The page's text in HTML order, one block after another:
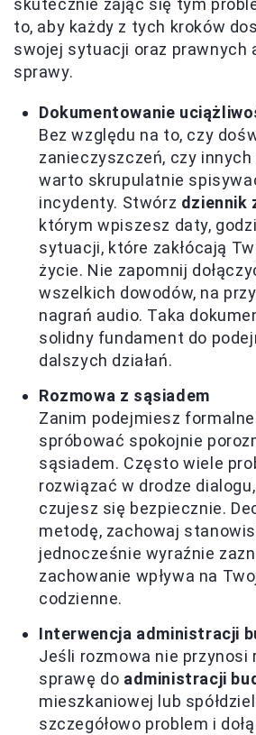
to, aby każdy z tych kroków
swojej sytuacji oraz prawnych
sprawy.
Dokumentowanie
Bez względu na to, czy
zanieczyszczeń, czy
warto skrupulatnie
incydenty. Stwórz dziennik
którym wpiszesz daty,
sytuacji, które zakłócają
życie. Nie zapomnij
wszelkich dowodów, na
nagrań audio. Taka
solidny fundament do
dalszych działań.
Rozmowa z sąsiadem
Zanim podejmiesz
spróbować spokojnie
sąsiadem. Często wiele
rozwiązać w drodze
czujesz się bezpiecznie.
metodę, zachowaj
jednocześnie wyraźnie
zachowanie wpływa na
codzienne.
Interwencja administracji
Jeśli rozmowa nie przynosi
sprawę do administracji
mieszkaniowej lub
szczegółowo problem i